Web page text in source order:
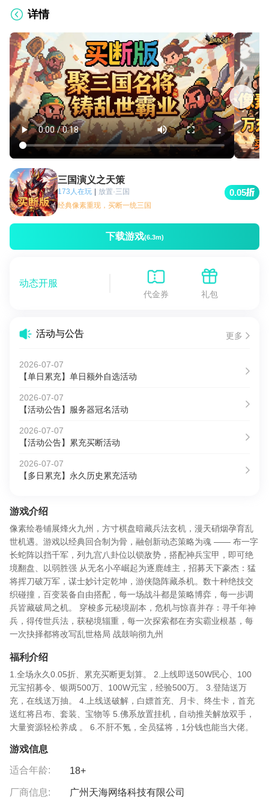
详情
三国演义之天策
173人在玩 | 放置·三国
经典像素重现，买断一统三国
0.05
下载游戏(6.3m)
动态开服
代金券 礼包
活动与公告 更多
2026-07-07
【单日累充】单日额外自选活动
2026-07-07
【活动公告】服务器冠名活动
2026-07-07
【活动公告】累充买断活动
2026-07-07
【多日累充】永久历史累充活动
游戏介绍
像素绘卷铺展烽火九州，方寸棋盘暗藏兵法玄机，漫天硝烟孕育乱
世机遇。游戏以经典回合制为骨，融创新动态策略为魂 —— 布一字
长蛇阵以挡千军，列九宫八卦位以锁敌势，搭配神兵宝甲，即可绝
境翻盘、以弱胜强 从无名小卒崛起为逐鹿雄主，招募天下豪杰：猛
将挥刀破万军，谋士妙计定乾坤，游侠隐阵藏杀机。数十种绝技交
织碰撞，百变装备自由搭配，每一场战斗都是策略博弈，每一步调
兵皆藏破局之机。 穿梭多元秘境副本，危机与惊喜并存：寻千年神
兵，得传世兵法，获秘境辎重，每一次探索都在夯实霸业根基，每
一次抉择都将改写乱世格局 战鼓响彻九州
福利介绍
1.全场永久0.05折、累充买断更划算。 2.上线即送50W民心、100
元宝招募令、银两500万、100W元宝，经验500万。 3.登陆送万
充，在线送万抽。 4.上线送破解，白嫖首充、月卡、终生卡，首充
送红将吕布、套装、宝物等 5.佛系放置挂机，自动推关解放双手，
大量资源轻松养成 。 6.不肝不氪，全员猛将，1分钱也能当大佬。
游戏信息
适合年龄: 18+
厂商信息: 广州天海网络科技有限公司